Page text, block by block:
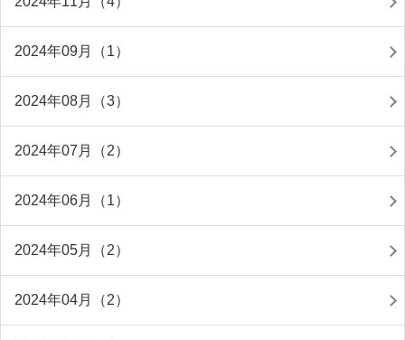
2024年09月（1）
2024年08月（3）
2024年07月（2）
2024年06月（1）
2024年05月（2）
2024年04月（2）